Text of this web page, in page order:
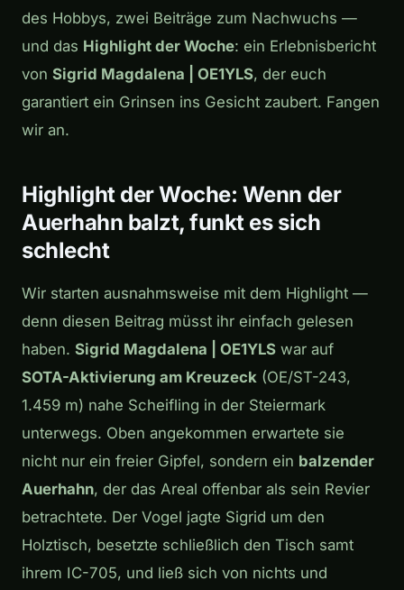
des Hobbys, zwei Beiträge zum Nachwuchs —
und das Highlight der Woche: ein Erlebnisbericht
von Sigrid Magdalena | OE1YLS, der euch
garantiert ein Grinsen ins Gesicht zaubert. Fangen
wir an.
Highlight der Woche: Wenn der
Auerhahn balzt, funkt es sich
schlecht
Wir starten ausnahmsweise mit dem Highlight —
denn diesen Beitrag müsst ihr einfach gelesen
haben. Sigrid Magdalena | OE1YLS war auf
SOTA-Aktivierung am Kreuzeck (OE/ST-243,
1.459 m) nahe Scheifling in der Steiermark
unterwegs. Oben angekommen erwartete sie
nicht nur ein freier Gipfel, sondern ein balzender
Auerhahn, der das Areal offenbar als sein Revier
betrachtete. Der Vogel jagte Sigrid um den
Holztisch, besetzte schließlich den Tisch samt
ihrem IC-705, und ließ sich von nichts und